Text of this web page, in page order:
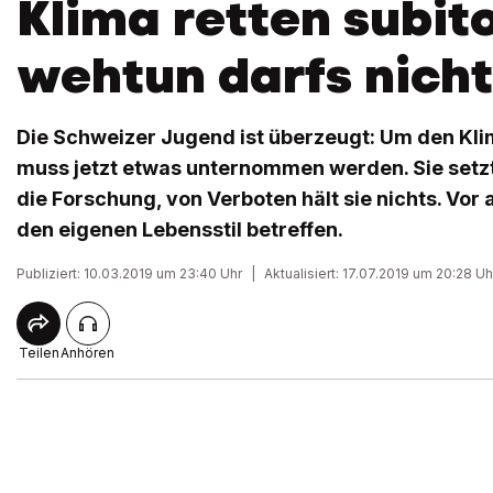
Klima retten
wehtun darfs nicht
Die Schweizer Jugend ist überzeugt: Um den
muss jetzt etwas unternommen werden. Sie
die Forschung, von Verboten hält sie nichts. Vor
den eigenen Lebensstil betreffen.
Publiziert: 10.03.2019 um 23:40 Uhr Aktualisiert: 17.07.2019 um 20:28
TeilenAnhören